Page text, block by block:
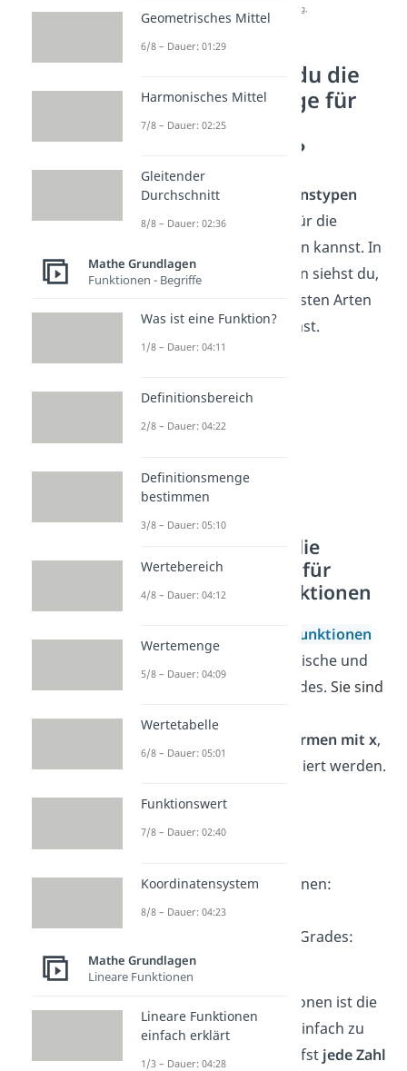
Datenschutzerklärung.
Wie bestimmst du die
Definitionsmenge für
verschiedene
Funktionstypen?
Es gibt für jeden
Funktionstypen
klare Regeln, die du dir für die
Definitionsmenge merken kannst. In
den nächsten Abschnitten siehst du,
wie du sie für die wichtigsten Arten
vonFunktionenbestimmst.
So bestimmst du die
Definitionsmenge für
ganzrationale Funktionen
ganzrationalen Funktionen
gehören lineare, quadratische und
Funktionen höheren Grades. Sie sind
Termen mit x,
die addiert oder multipliziert werden.
lineare Funktionen:
quadratische Funktionen:
Funktionen höheren Grades:
Für ganzrationale Funktionen ist die
Definitionsmenge ganz einfach zu
bestimmen. Denn du darfst jede Zahl
Geometrisches Mittel
6/8 – Dauer: 01:29
Harmonisches Mittel
7/8 – Dauer: 02:25
Gleitender
Durchschnitt
8/8 – Dauer: 02:36
Mathe Grundlagen
Funktionen - Begriffe
Was ist eine Funktion?
1/8 – Dauer: 04:11
Definitionsbereich
2/8 – Dauer: 04:22
Definitionsmenge
bestimmen
3/8 – Dauer: 05:10
Wertebereich
4/8 – Dauer: 04:12
Wertemenge
5/8 – Dauer: 04:09
Wertetabelle
6/8 – Dauer: 05:01
Funktionswert
7/8 – Dauer: 02:40
Koordinatensystem
8/8 – Dauer: 04:23
Mathe Grundlagen
Lineare Funktionen
Lineare Funktionen
einfach erklärt
1/3 – Dauer: 04:28